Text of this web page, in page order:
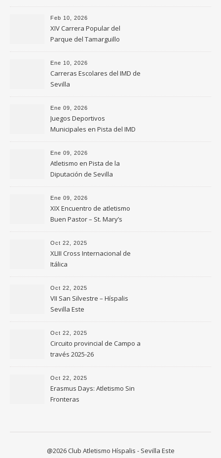
Feb 10, 2026
XIV Carrera Popular del
Parque del Tamarguillo
Ene 10, 2026
Carreras Escolares del IMD de
Sevilla
Ene 09, 2026
Juegos Deportivos
Municipales en Pista del IMD
de Sevilla
Ene 09, 2026
Atletismo en Pista de la
Diputación de Sevilla
Ene 09, 2026
XIX Encuentro de atletismo
Buen Pastor – St. Mary’s
Oct 22, 2025
XLIII Cross Internacional de
Itálica
Oct 22, 2025
VII San Silvestre – Híspalis
Sevilla Este
Oct 22, 2025
Circuito provincial de Campo a
través 2025-26
Oct 22, 2025
Erasmus Days: Atletismo Sin
Fronteras
@2026 Club Atletismo Híspalis - Sevilla Este